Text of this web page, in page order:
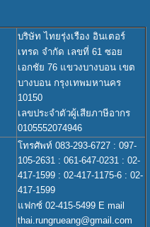
บริษัท ไทยรุ่งเรือง อินเตอร์
เทรด จำกัด เลขที่ 61 ซอย
เอกชัย 76 แขวงบางบอน เขต
บางบอน กรุงเทพมหานคร
10150
เลขประจำตัวผู้เสียภาษีอากร
0105552074946
โทรศัพท์ 083-293-6727 : 097-
105-2631 : 061-647-0231 : 02-
417-1599 : 02-417-1175-6 : 02-
417-1599
แฟกซ์ 02-415-5499 E mail
thai.rungrueang@gmail.com